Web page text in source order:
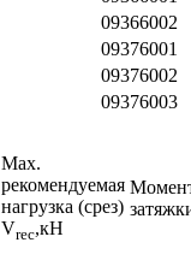
09366002
09376001
09376002
09376003
Мах.
рекомендуемая
нагрузка (срез)
Vrec,кН